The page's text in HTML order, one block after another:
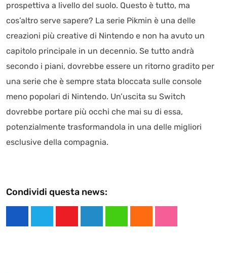
prospettiva a livello del suolo. Questo è tutto, ma
cos’altro serve sapere? La serie Pikmin è una delle
creazioni più creative di Nintendo e non ha avuto un
capitolo principale in un decennio. Se tutto andrà
secondo i piani, dovrebbe essere un ritorno gradito per
una serie che è sempre stata bloccata sulle console
meno popolari di Nintendo. Un’uscita su Switch
dovrebbe portare più occhi che mai su di essa,
potenzialmente trasformandola in una delle migliori
esclusive della compagnia.
Condividi questa news: